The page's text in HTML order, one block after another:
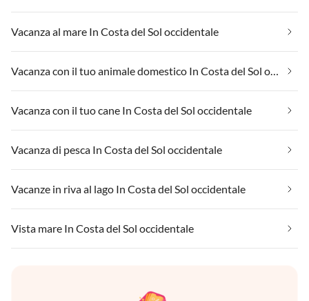
Vacanza al mare In Costa del Sol occidentale
Vacanza con il tuo animale domestico In Costa del Sol occidentale
Vacanza con il tuo cane In Costa del Sol occidentale
Vacanza di pesca In Costa del Sol occidentale
Vacanze in riva al lago In Costa del Sol occidentale
Vista mare In Costa del Sol occidentale